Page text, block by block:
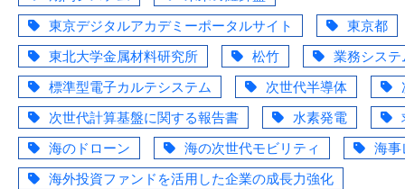
東京デジタルアカデミーポータルサイト
東京都
東北大学金属材料研究所
松竹
業務システ
標準型電子カルテシステム
次世代半導体
次世代計算基盤に関する報告書
水素発電
海のドローン
海の次世代モビリティ
海事
海外投資ファンドを活用した企業の成長力強化